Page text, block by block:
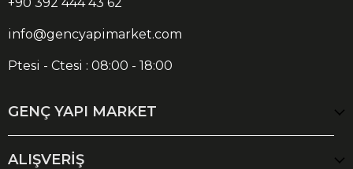
info@gencyapimarket.com
Ptesi - Ctesi : 08:00 - 18:00
GENÇ YAPI MARKET
ALIŞVERİŞ